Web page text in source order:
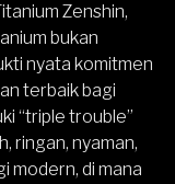
Zenshin,
bukan
nyata komitmen
terbaik bagi
“triple trouble”
ringan, nyaman,
modern, di mana